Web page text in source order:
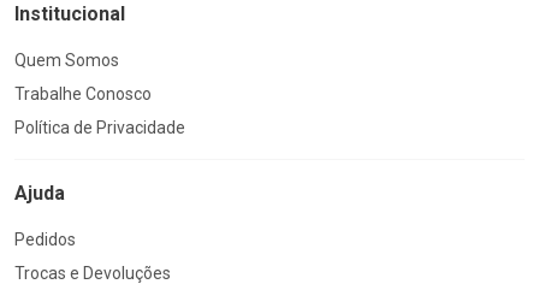
Institucional
Quem Somos
Trabalhe Conosco
Política de Privacidade
Ajuda
Pedidos
Trocas e Devoluções